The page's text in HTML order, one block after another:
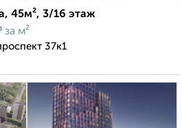
45м², 3/16 этаж
за м²
37к1